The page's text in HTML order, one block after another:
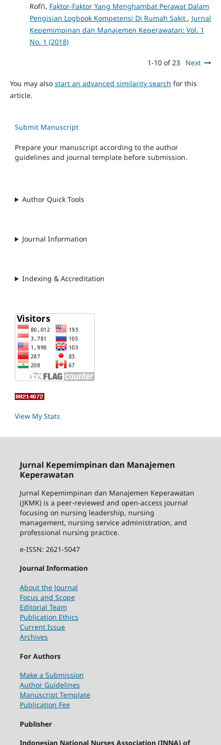
Rofi'i, Faktor-Faktor Yang Menghambat Perawat Dalam
Pengisian Logbook Kompetensi Di Rumah Sakit , Jurnal
Kepemimpinan dan Manajemen Keperawatan: Vol. 1
No. 1 (2018)
1-10 of 23 Next
You may also start an advanced similarity search for this
article.
Submit Manuscript
Prepare your manuscript according to the author
guidelines and journal template before submission.
Author Quick Tools
Journal Information
Indexing & Accreditation
View My Stats
Jurnal Kepemimpinan dan Manajemen
Keperawatan
Jurnal Kepemimpinan dan Manajemen Keperawatan
(JKMK) is a peer-reviewed and open-access journal
focusing on nursing leadership, nursing
management, nursing service administration, and
professional nursing practice.
e-ISSN: 2621-5047
Journal Information
About the Journal
Focus and Scope
Editorial Team
Publication Ethics
Current Issue
Archives
For Authors
Make a Submission
Author Guidelines
Manuscript Template
Publication Fee
Publisher
Indonesian National Nurses Association (INNA) of